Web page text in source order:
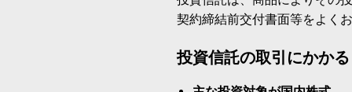
契約締結前交付書面等をよく
投資信託の取引にかか